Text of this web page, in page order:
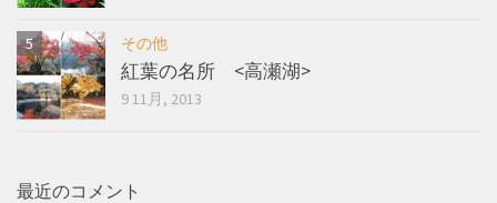
その他
紅葉の名所 <高瀬湖>
9 11月, 2013
最近のコメント